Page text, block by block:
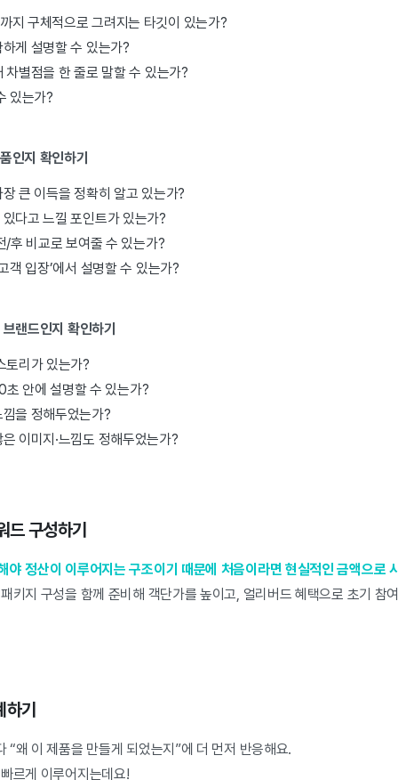
지 구체적으로 그려지는 타깃이 있는가?
게 설명할 수 있는가?
차별점을 한 줄로 말할 수 있는가?
있는가?
인지 확인하기
큰 이득을 정확히 알고 있는가?
다고 느낄 포인트가 있는가?
/후 비교로 보여줄 수 있는가?
객 입장’에서 설명할 수 있는가?
랜드인지 확인하기
토리가 있는가?
초 안에 설명할 수 있는가?
을 정해두었는가?
이미지·느낌도 정해두었는가?
드 구성하기
야 정산이 이루어지는 구조이기 때문에 처음이라면 현실적인 금액으로
키지 구성을 함께 준비해 객단가를 높이고, 얼리버드 혜택으로 초기 참
기
“왜 이 제품을 만들게 되었는지”에 더 먼저 반응해요.
르게 이루어지는데요!